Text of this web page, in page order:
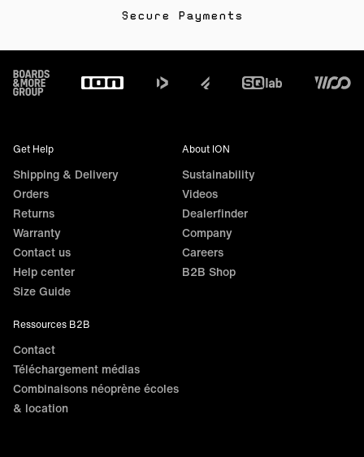
Secure Payments
Footer
Get Help
Shipping & Delivery
Orders
Returns
Warranty
Contact us
Help center
Size Guide
About ION
Sustainability
Videos
Dealerfinder
Company
Careers
B2B Shop
Ressources B2B
Contact
Téléchargement médias
Combinaisons néoprène écoles
& location